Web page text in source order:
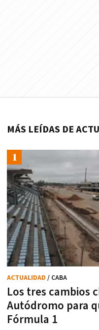
MÁS LEÍDAS DE
Los tres cambios
Autódromo para
Fórmula 1
ACTUALIDAD / CABA